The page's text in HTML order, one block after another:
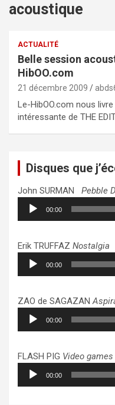
acoustique
ACTUALITÉ
Belle session
HibOO.com
21 décembre 2009
Le-HibOO.com nous
intéressante de THE
Disques que
John SURMAN Pebble
Lecteur
audio
00:00
Erik TRUFFAZ Nostalgia
Lecteur
audio
00:00
ZAO de SAGAZAN
Lecteur
audio
00:00
FLASH PIG Video
Lecteur
audio
00:00